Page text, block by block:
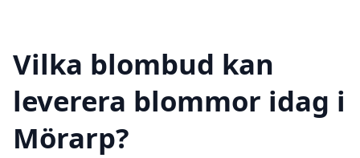
Vilka blombud kan
leverera blommor idag i
Mörarp?